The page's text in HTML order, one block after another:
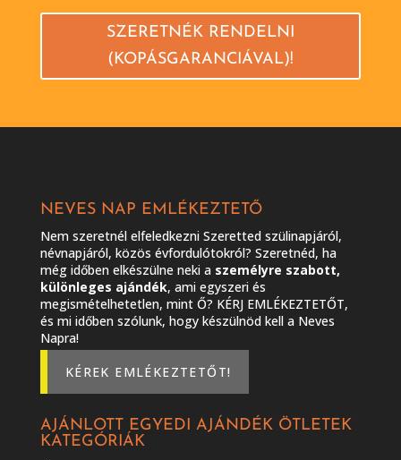
SZERETNÉK RENDELNI
(KOPÁSGARANCIÁVAL)!
NEVES NAP EMLÉKEZTETŐ
Nem szeretnél elfeledkezni Szeretted szülinapjáról,
névnapjáról, közös évfordulótokról? Szeretnéd, ha
még időben elkészülne neki a személyre szabott,
különleges ajándék, ami egyszeri és
megismételhetetlen, mint Ő? KÉRJ EMLÉKEZTETŐT,
és mi időben szólunk, hogy készülnöd kell a Neves
Napra!
KÉREK EMLÉKEZTETŐT!
AJÁNLOTT EGYEDI AJÁNDÉK ÖTLETEK
KATEGÓRIÁK